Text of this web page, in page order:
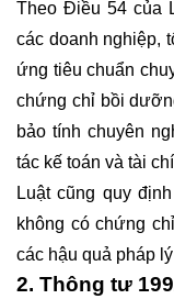
Theo Điều 54 của
các doanh nghiệp,
ứng tiêu chuẩn
chứng chỉ bồi
bảo tính chuyên
tác kế toán và tài
Luật cũng quy
không có chứng
các hậu quả pháp
2. Thông tư